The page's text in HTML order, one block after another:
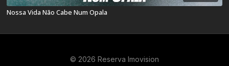
Nossa Vida Não Cabe Num Opala
© 2026 Reserva Imovision